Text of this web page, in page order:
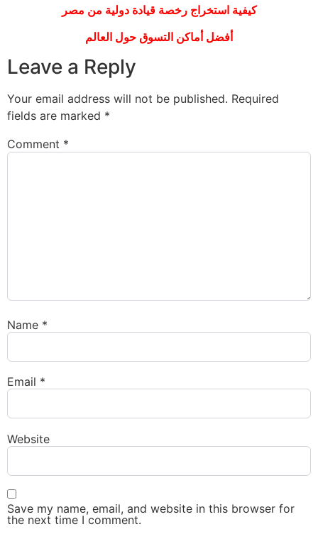
كيفية استخراج رخصة قيادة دولية من مصر
أفضل أماكن التسوق حول العالم
Leave a Reply
Your email address will not be published. Required
fields are marked *
Comment *
Name *
Email *
Website
Save my name, email, and website in this browser for
the next time I comment.